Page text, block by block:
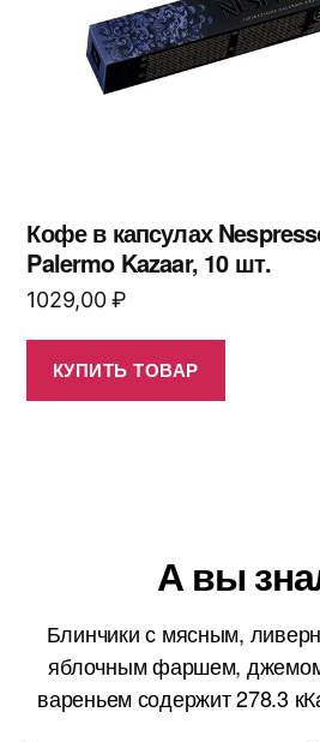
Кофе в капсулах
Palermo Kazaar, 10 шт.
1029,00₽
КУПИТЬ ТОВАР
А вы
Блинчики с мясным,
яблочным фаршем,
вареньем содержит 278.3